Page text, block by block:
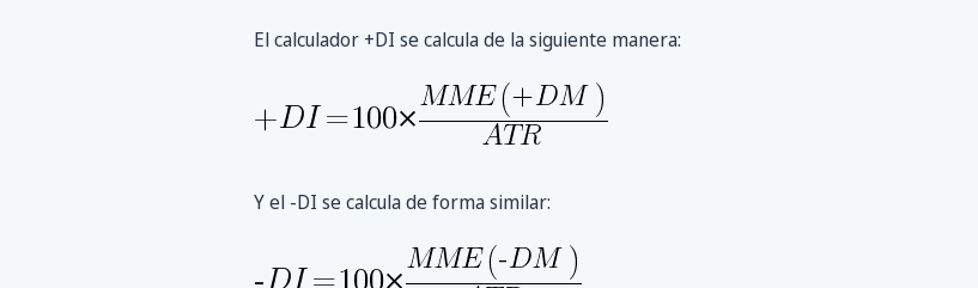
El calculador +DI se calcula de la siguiente manera:
Y el -DI se calcula de forma similar: